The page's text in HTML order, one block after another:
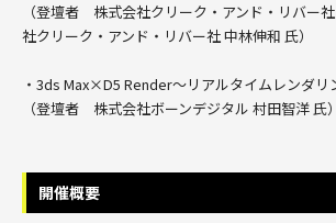
（登壇者 株式会社クリーク・アンド・リバー
社クリーク・アンド・リバー社 中林伸和 氏）
・3ds Max×D5 Render～リアルタイムレンダリ
（登壇者 株式会社ボーンデジタル 村田智洋 氏）
開催概要